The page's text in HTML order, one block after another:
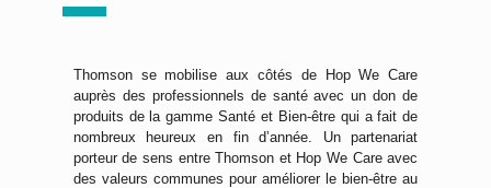
Thomson se mobilise aux côtés de Hop We Care
auprès des professionnels de santé avec un don de
produits de la gamme Santé et Bien-être qui a fait de
nombreux heureux en fin d’année. Un partenariat
porteur de sens entre Thomson et Hop We Care avec
des valeurs communes pour améliorer le bien-être au